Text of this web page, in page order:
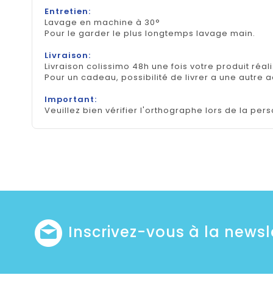
Entretien:
Lavage en machine à 30°
Pour le garder le plus longtemps lavage main.
Livraison:
Livraison colissimo 48h une fois votre produit
Pour un cadeau, possibilité de livrer a une autre
Important:
Veuillez bien vérifier l'orthographe lors de la
Inscrivez-vous à la